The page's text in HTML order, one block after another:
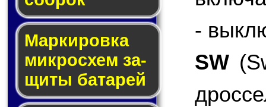
Мар­ки­ров­ка
мик­ро­схем за­
щи­ты ба­та­рей
-
SW